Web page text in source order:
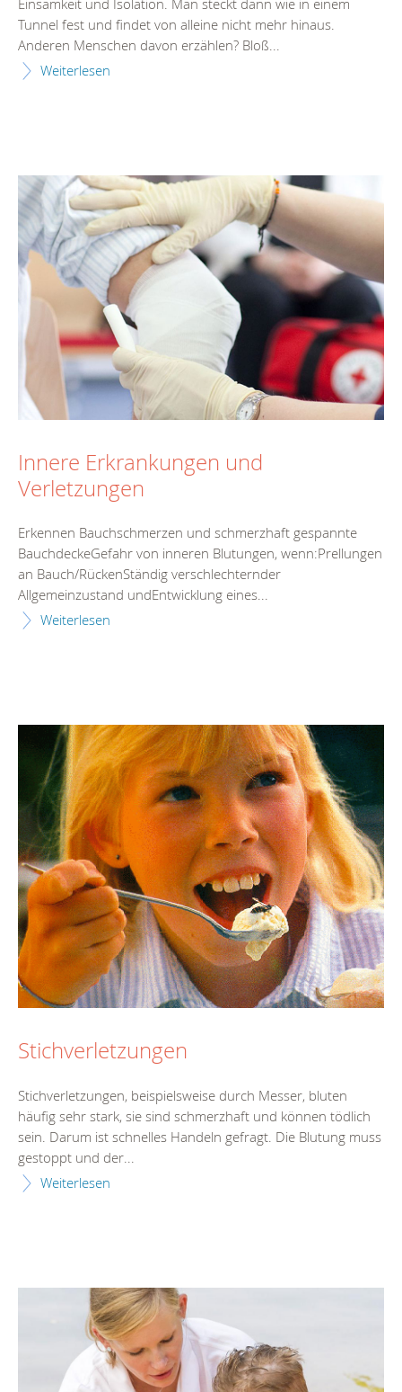
Einsamkeit und Isolation. Man steckt dann wie in einem
Tunnel fest und findet von alleine nicht mehr hinaus.
Anderen Menschen davon erzählen? Bloß...
Weiterlesen
Innere Erkrankungen und
Verletzungen
Erkennen Bauchschmerzen und schmerzhaft gespannte
BauchdeckeGefahr von inneren Blutungen, wenn:Prellungen
an Bauch/RückenStändig verschlechternder
Allgemeinzustand undEntwicklung eines...
Weiterlesen
Stichverletzungen
Stichverletzungen, beispielsweise durch Messer, bluten
häufig sehr stark, sie sind schmerzhaft und können tödlich
sein. Darum ist schnelles Handeln gefragt. Die Blutung muss
gestoppt und der...
Weiterlesen